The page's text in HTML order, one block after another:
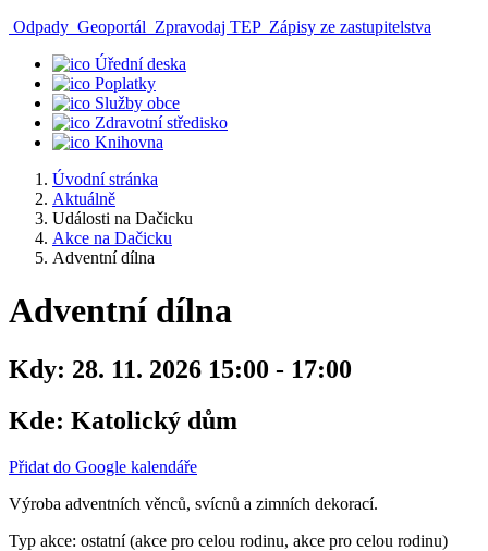
Odpady Geoportál Zpravodaj TEP Zápisy ze zastupitelstva
Úřední deska
Poplatky
Služby obce
Zdravotní středisko
Knihovna
Úvodní stránka
Aktuálně
Události na Dačicku
Akce na Dačicku
Adventní dílna
Adventní dílna
Kdy: 28. 11. 2026 15:00 - 17:00
Kde: Katolický dům
Přidat do Google kalendáře
Výroba adventních věnců, svícnů a zimních dekorací.
Typ akce: ostatní (akce pro celou rodinu, akce pro celou rodinu)